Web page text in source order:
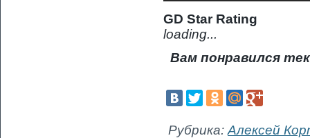
GD Star Rating
loading...
Вам понравился
Рубрика: Алексей